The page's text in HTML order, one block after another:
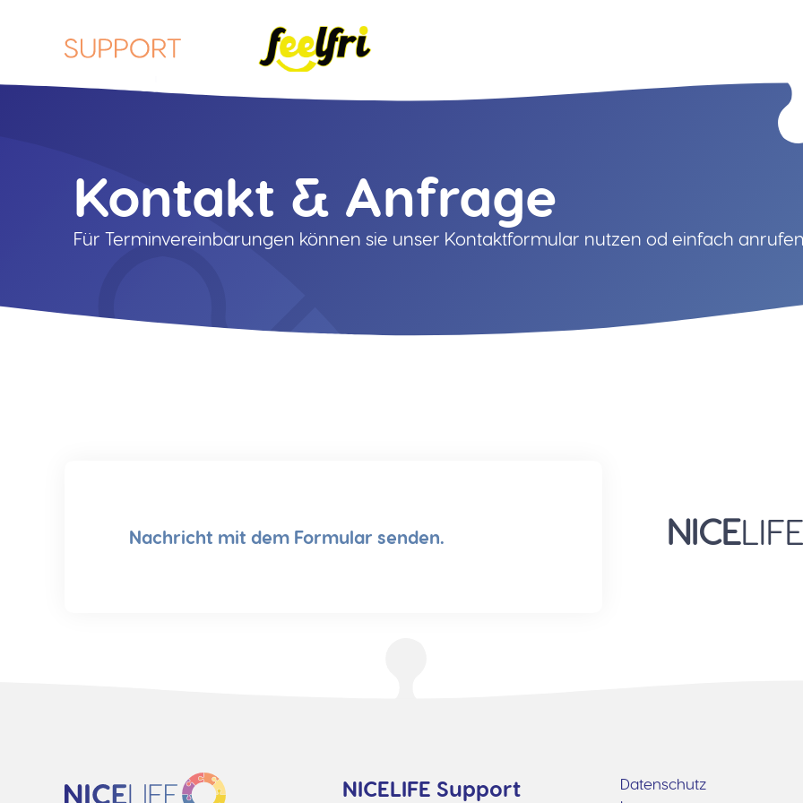
Kontakt & Anfrage
Für Terminvereinbarungen können sie unser Kontaktformular nutzen od einfach
Nachricht mit dem Formular senden. NICE
NICELIFE Support
Datenschutz